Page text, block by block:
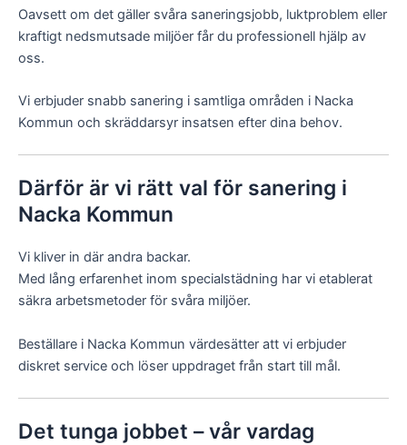
Oavsett om det gäller svåra saneringsjobb, luktproblem eller
kraftigt nedsmutsade miljöer får du professionell hjälp av
oss.
Vi erbjuder snabb sanering i samtliga områden i Nacka
Kommun och skräddarsyr insatsen efter dina behov.
Därför är vi rätt val för sanering i
Nacka Kommun
Vi kliver in där andra backar.
Med lång erfarenhet inom specialstädning har vi etablerat
säkra arbetsmetoder för svåra miljöer.
Beställare i Nacka Kommun värdesätter att vi erbjuder
diskret service och löser uppdraget från start till mål.
Det tunga jobbet – vår vardag